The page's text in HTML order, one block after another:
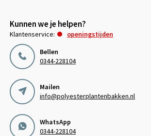
Kunnen we je helpen?
Klantenservice:
openingstijden
Bellen
0344-228104
Mailen
info@polyesterplantenbakken.nl
WhatsApp
0344-228104